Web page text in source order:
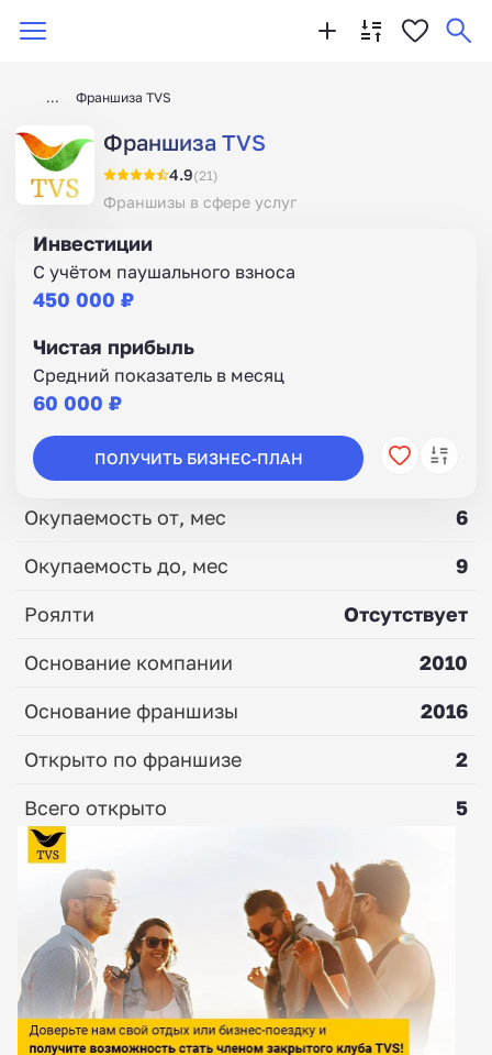
Франшиза TVS
Франшиза TVS
4.9(21)
Франшизы в сфере услуг
Инвестиции
С учётом паушального взноса
450 000 ₽
Чистая прибыль
Средний показатель в месяц
60 000 ₽
ПОЛУЧИТЬ БИЗНЕС-ПЛАН
Окупаемость от, мес
6
Окупаемость до, мес
9
Роялти
Отсутствует
Основание компании
2010
Основание франшизы
2016
Открыто по франшизе
2
Всего открыто
5